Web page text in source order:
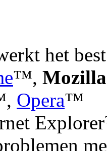
het
™, Mozilla
Opera™